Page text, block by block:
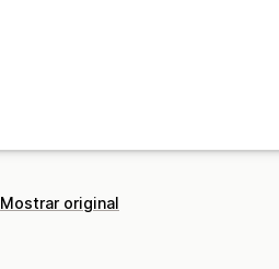
Mostrar original